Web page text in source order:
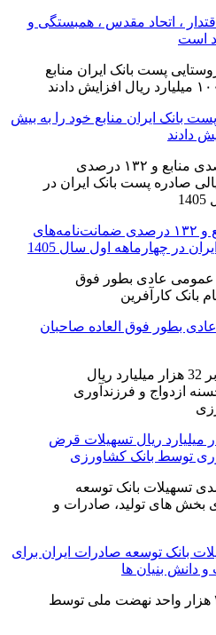
، اتحاد مقدس ، همبستگی و
است
پست بانک ایران منابع خود را به بیش
افزایش ۷۰ درصدی منابع و ۱۳۲ درصدی ضمانت‌نامه‌های
در چهارماهه اول سال 1405
بطور فوق العاده صاحبان
افزون بر 32 هزار میلیارد ریال تسهیلات قرض
توسط بانک کشاورزی
تسهیلات بانک توسعه صادرات ایران برای
دانش بنیان ها